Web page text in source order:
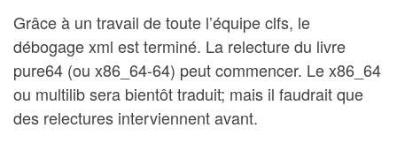
Grâce à un travail de toute l’équipe clfs, le
débogage xml est terminé. La relecture du livre
pure64 (ou x86_64-64) peut commencer. Le x86_64
ou multilib sera bientôt traduit; mais il faudrait que
des relectures interviennent avant.